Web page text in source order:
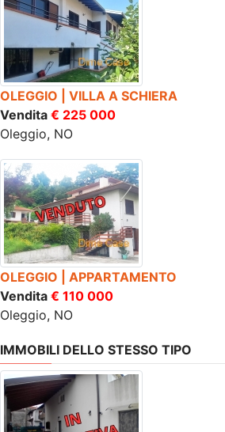
OLEGGIO | VILLA A SCHIERA
Vendita € 225 000
Oleggio, NO
OLEGGIO | APPARTAMENTO
Vendita € 110 000
Oleggio, NO
IMMOBILI DELLO STESSO TIPO